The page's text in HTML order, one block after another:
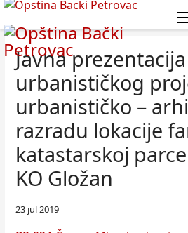
Javna prezentacija
urbanističkog
urbanističko –
razradu lokacije
katastarskoj
KO Gložan
23 jul 2019